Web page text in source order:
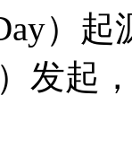
）
发起